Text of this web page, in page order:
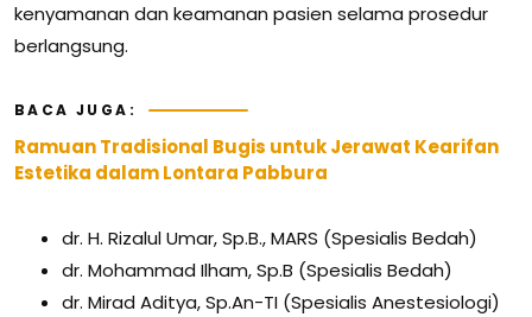
kenyamanan dan keamanan pasien selama prosedur
berlangsung.
BACA JUGA:
Ramuan Tradisional Bugis untuk Jerawat Kearifan
Estetika dalam Lontara Pabbura
dr. H. Rizalul Umar, Sp.B., MARS (Spesialis Bedah)
dr. Mohammad Ilham, Sp.B (Spesialis Bedah)
dr. Mirad Aditya, Sp.An-TI (Spesialis Anestesiologi)